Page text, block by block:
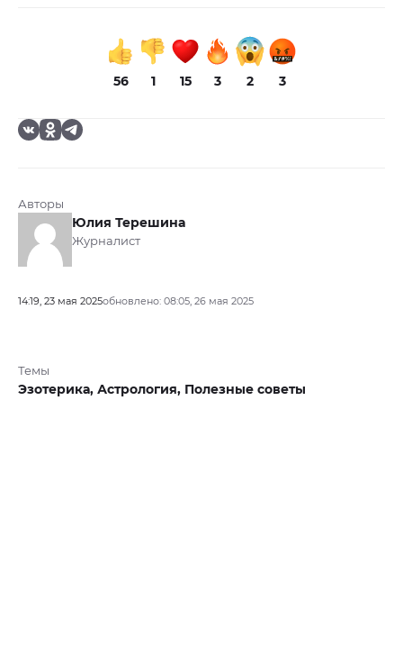
56 1 15 3 2 3
Авторы
Юлия Терешина
Журналист
14:19, 23 мая 2025обновлено: 08:05, 26 мая 2025
Темы
Эзотерика, Астрология, Полезные советы